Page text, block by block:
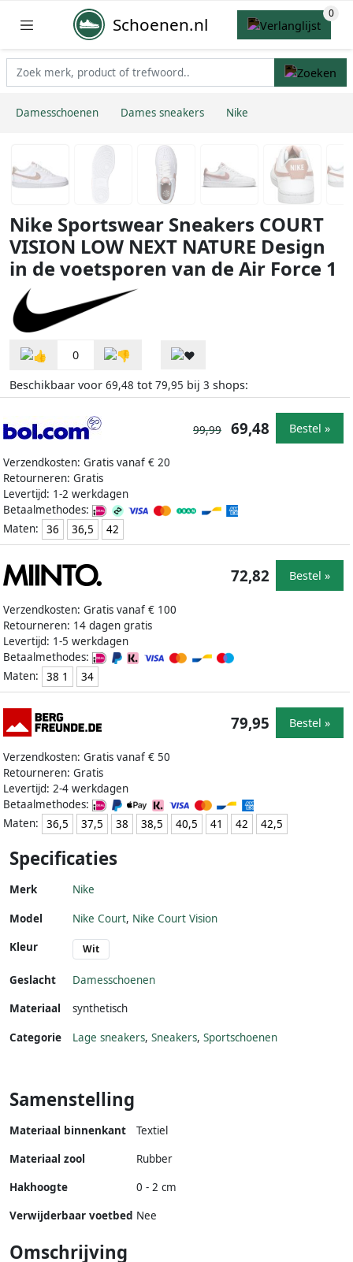
Schoenen.nl
Damesschoenen Dames sneakers Nike
Nike Sportswear Sneakers COURT
VISION LOW NEXT NATURE Design
in de voetsporen van de Air Force 1
0
Beschikbaar voor 69,48 tot 79,95 bij 3 shops:
Verzendkosten: Gratis vanaf € 20
Retourneren: Gratis
Levertijd: 1-2 werkdagen
Betaalmethodes:
Maten:
36 36,5 42
99,99 69,48 Bestel »
Verzendkosten: Gratis vanaf € 100
Retourneren: 14 dagen gratis
Levertijd: 1-5 werkdagen
Betaalmethodes:
Maten:
38 1 34
72,82 Bestel »
Verzendkosten: Gratis vanaf € 50
Retourneren: Gratis
Levertijd: 2-4 werkdagen
Betaalmethodes:
Maten:
36,5 37,5 38 38,5 40,5 41 42 42,5
79,95 Bestel »
Specificaties
Merk Nike
Model Nike Court, Nike Court Vision
Kleur
Wit
Geslacht
Damesschoenen
Materiaal
synthetisch
Categorie Lage sneakers, Sneakers, Sportschoenen
Samenstelling
Materiaal binnenkant
Textiel
Materiaal zool
Rubber
Hakhoogte
0 - 2 cm
Verwijderbaar voetbed Nee
Omschrijving